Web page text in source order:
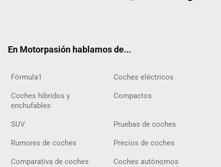
En Motorpasión hablamos de...
Fórmula1 Coches eléctricos
Coches híbridos y
enchufables
Compactos
SUV Pruebas de coches
Rumores de coches Precios de coches
Comparativa de coches Coches autónomos